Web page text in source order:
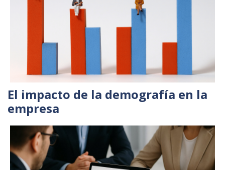
El impacto de la demografía en la
empresa